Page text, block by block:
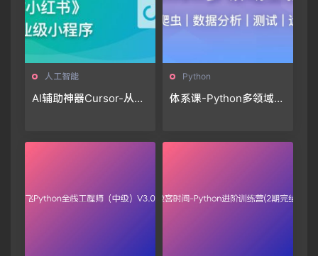
人工智能
AI辅助神器Cursor-从0
Python
体系课-Python多领域工